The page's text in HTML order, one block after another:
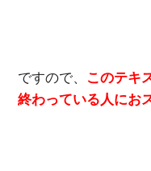
ですので、 このテキ
終わっている人にお